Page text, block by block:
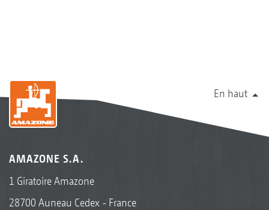
En haut
AMAZONE S.A.
1 Giratoire Amazone
28700 Auneau Cedex - France